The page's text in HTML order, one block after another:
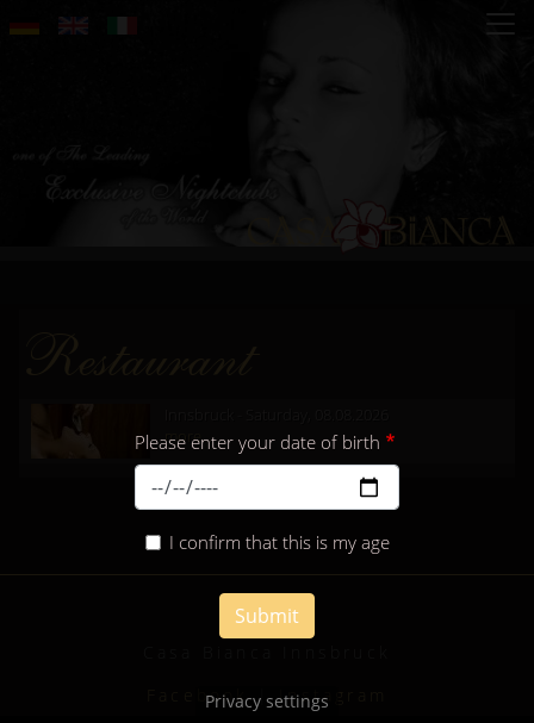
Please enter your date of birth
I confirm that this is my age
Submit
more...
Facebook|Instagram
Privacy settings